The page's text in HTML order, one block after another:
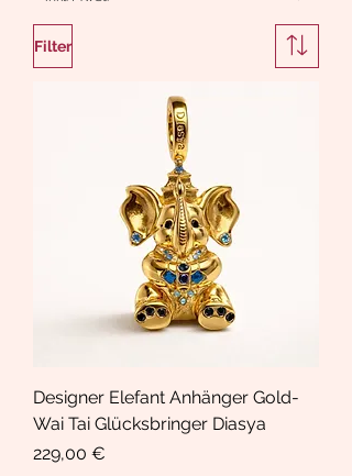
Filter
Designer Elefant Anhänger Gold-
Wai Tai Glücksbringer Diasya
Preis
229,00 €